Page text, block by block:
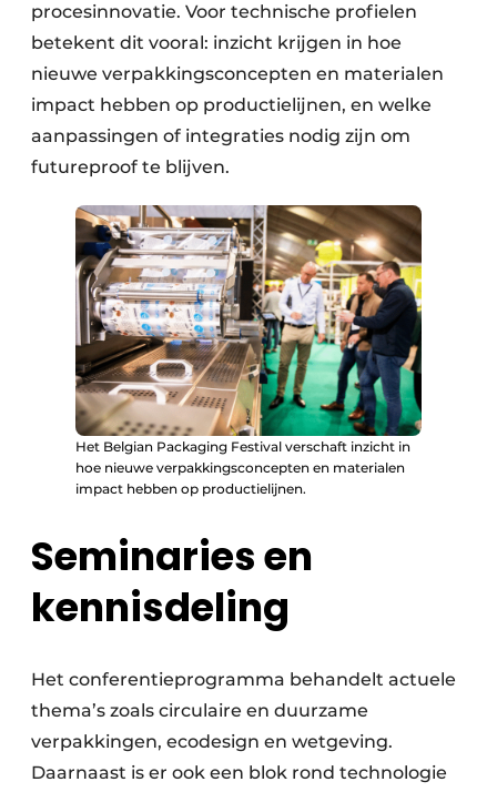
procesinnovatie. Voor technische profielen
betekent dit vooral: inzicht krijgen in hoe
nieuwe verpakkingsconcepten en materialen
impact hebben op productielijnen, en welke
aanpassingen of integraties nodig zijn om
futureproof te blijven.
Het Belgian Packaging Festival verschaft inzicht in
hoe nieuwe verpakkingsconcepten en materialen
impact hebben op productielijnen.
Seminaries en
kennisdeling
Het conferentieprogramma behandelt actuele
thema’s zoals circulaire en duurzame
verpakkingen, ecodesign en wetgeving.
Daarnaast is er ook een blok rond technologie